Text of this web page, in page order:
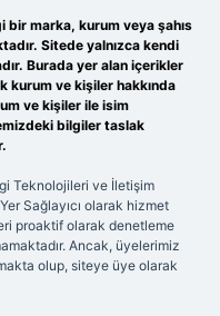
marka, kurum veya şahıs
Sitede yalnızca kendi
Burada yer alan içerikler
kurum ve kişiler hakkında
ve kişiler ile isim
bilgiler taslak
Teknolojileri ve İletişim
Sağlayıcı olarak hizmet
proaktif olarak denetleme
Ancak, üyelerimiz
olup, siteye üye olarak